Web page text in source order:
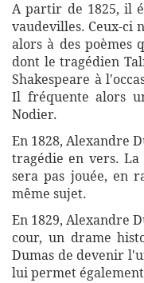
A partir de 1825, il
vaudevilles. Ceux-ci
alors à des poèmes
dont le tragédien
Shakespeare à
Il fréquente alors
Nodier.
En 1828, Alexandre
tragédie en vers.
sera pas jouée, en
même sujet.
En 1829, Alexandre
cour, un drame
Dumas de devenir
lui permet